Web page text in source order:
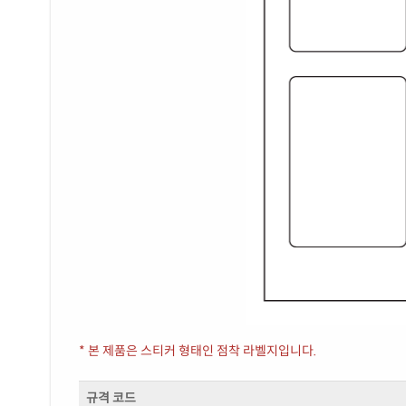
* 본 제품은 스티커 형태인 점착 라벨지입니다.
규격 코드